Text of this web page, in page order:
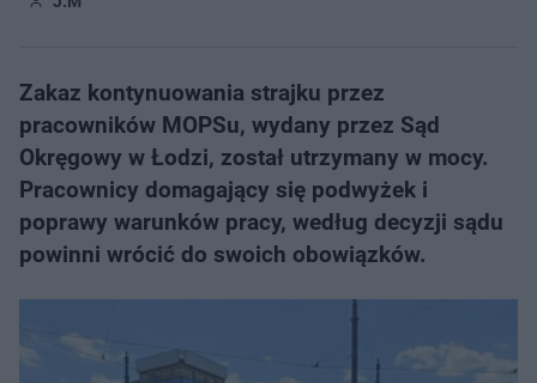
Zakaz kontynuowania strajku przez
pracowników MOPSu, wydany przez Sąd
Okręgowy w Łodzi, został utrzymany w mocy.
Pracownicy domagający się podwyżek i
poprawy warunków pracy, według decyzji sądu
powinni wrócić do swoich obowiązków.